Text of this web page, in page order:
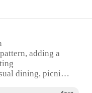
adding a
dining, picnics,